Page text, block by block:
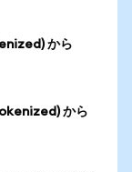
から
から